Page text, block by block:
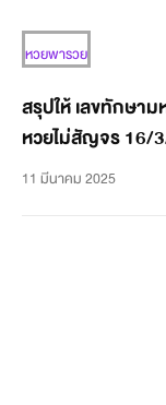
หวยพารวย
สรุปให้ เลขทักษา
หวยไม่สัญจร 16/
11 มีนาคม 2025